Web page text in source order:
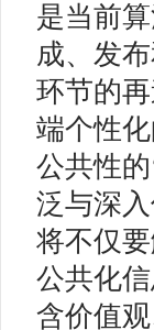
是当前
成、发
环节的
端个性
公共性
泛与深
将不仅
公共化
含价值